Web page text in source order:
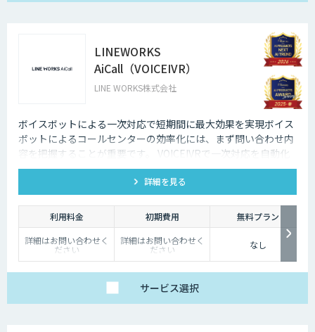
LINEWORKS
AiCall（VOICEIVR）
LINE WORKS株式会社
ボイスボットによる一次対応で短期間に最大効果を実現ボイス
ボットによるコールセンターの効率化には、まず問い合わせ内
容を把握することが重要です。 VOICEIVRで一次対応を自動化
すれば、AI対応できるもの、人の対応が必要なものを把握する
詳細を見る
利用料金 初期費用
無料プラン
詳細はお問い合わせく
ださい
詳細はお問い合わせく
ださい なし
サービス選択